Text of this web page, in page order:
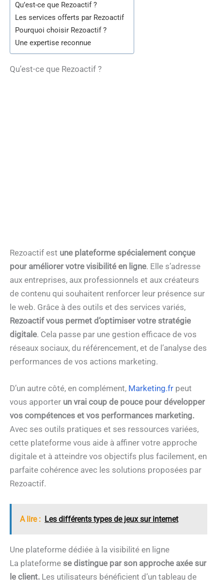
Qu’est-ce que Rezoactif ?
Les services offerts par Rezoactif
Pourquoi choisir Rezoactif ?
Une expertise reconnue
Qu’est-ce que Rezoactif ?
Rezoactif est une plateforme spécialement conçue
pour améliorer votre visibilité en ligne. Elle s’adresse
aux entreprises, aux professionnels et aux créateurs
de contenu qui souhaitent renforcer leur présence sur
le web. Grâce à des outils et des services variés,
Rezoactif vous permet d’optimiser votre stratégie
digitale. Cela passe par une gestion efficace de vos
réseaux sociaux, du référencement, et de l’analyse des
performances de vos actions marketing.
D’un autre côté, en complément, Marketing.fr peut
vous apporter un vrai coup de pouce pour développer
vos compétences et vos performances marketing.
Avec ses outils pratiques et ses ressources variées,
cette plateforme vous aide à affiner votre approche
digitale et à atteindre vos objectifs plus facilement, en
parfaite cohérence avec les solutions proposées par
Rezoactif.
A lire : Les différents types de jeux sur internet
Une plateforme dédiée à la visibilité en ligne
La plateforme se distingue par son approche axée sur
le client. Les utilisateurs bénéficient d’un tableau de